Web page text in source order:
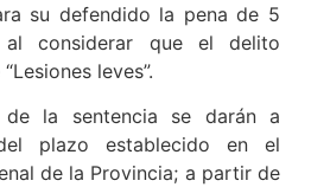
su defendido la pena de 5
considerar que el delito
leves”.
de la sentencia se darán a
plazo establecido en el
de la Provincia; a partir de